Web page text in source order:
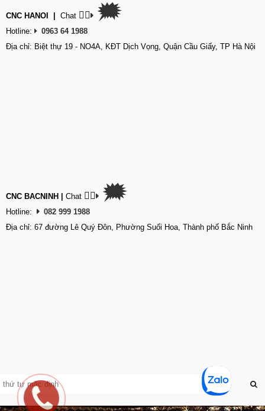
CNC HANOI | Chat 👉🏽 🗯
Hotline:
0963 64 1988
Địa chỉ: Biệt thự 19 - NO4A, KĐT Dịch Vọng, Quận Cầu Giấy, TP Hà Nội
CNC BACNINH | Chat 👉🏽 🗯
Hotline:
082 999 1988
Địa chỉ: 67 đường Lê Quý Đôn, Phường Suối Hoa, Thành phố Bắc Ninh